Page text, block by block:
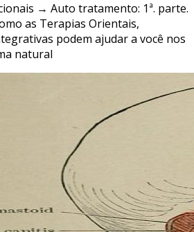
→ Auto tratamento: 1ª. parte.
as Terapias Orientais,
podem ajudar a você nos
natural